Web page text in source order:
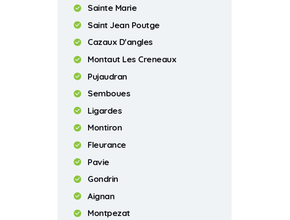
Sainte Marie
Saint Jean Poutge
Cazaux D'angles
Montaut Les Creneaux
Pujaudran
Semboues
Ligardes
Montiron
Fleurance
Pavie
Gondrin
Aignan
Montpezat